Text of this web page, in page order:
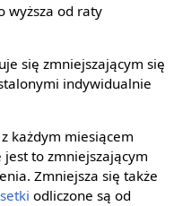
wyższa od raty
się zmniejszającym się
indywidualnie
każdym miesiącem
to zmniejszającym
Zmniejsza się także
odliczone są od